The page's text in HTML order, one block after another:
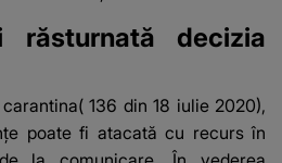
decizia
carantina(136 din 18 iulie 2020),
poate fi atacată cu recurs în